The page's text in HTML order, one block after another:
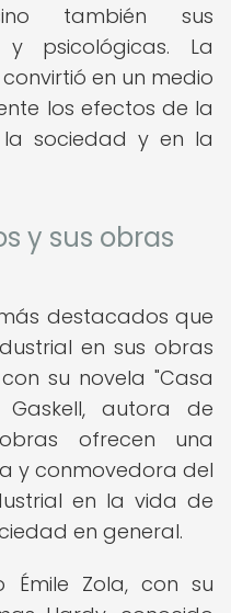
también sus
y psicológicas. La
en un medio
los efectos de la
la sociedad y en la
y sus obras
destacados que
en sus obras
su novela "Casa
Gaskell, autora de
ofrecen una
y conmovedora del
en la vida de
en general.
Émile Zola, con su